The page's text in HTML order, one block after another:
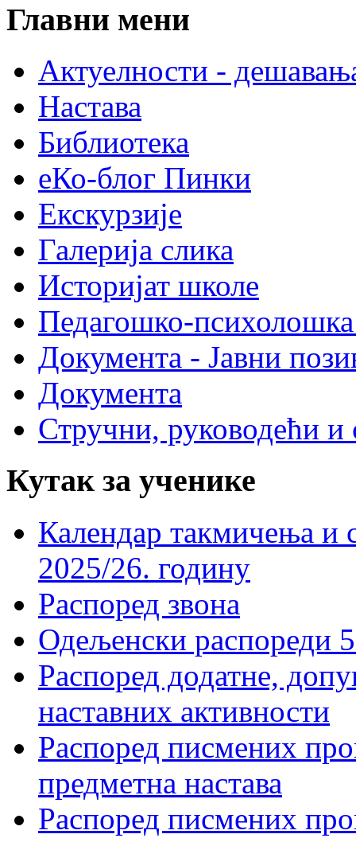
Главни мени
Актуелности -
Настава
Библиотека
еКо-блог Пинки
Екскурзије
Галерија слика
Историјат школе
Педагошко-психолошка
Документа - Јавни
Документа
Стручни, руководећи и
Кутак за ученике
Календар такмичења
2025/26. годину
Распоред звона
Одељенски распореди
Распоред додатне,
наставних активности
Распоред писмених
предметна настава
Распоред писмених